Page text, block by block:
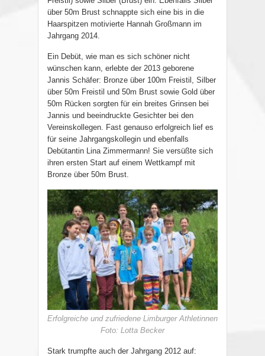
über 50m Brust schnappte sich eine bis in die
Haarspitzen motivierte Hannah Großmann im
Jahrgang 2014.
Ein Debüt, wie man es sich schöner nicht
wünschen kann, erlebte der 2013 geborene
Jannis Schäfer: Bronze über 100m Freistil, Silber
über 50m Freistil und 50m Brust sowie Gold über
50m Rücken sorgten für ein breites Grinsen bei
Jannis und beeindruckte Gesichter bei den
Vereinskollegen. Fast genauso erfolgreich lief es
für seine Jahrgangskollegin und ebenfalls
Debütantin Lina Zimmermann! Sie versüßte sich
ihren ersten Start auf einem Wettkampf mit
Bronze über 50m Brust.
Erfolgreiche und zufriedene Limburger Athletinnen
Foto: Lotta Becker
Stark trumpfte auch der Jahrgang 2012 auf: